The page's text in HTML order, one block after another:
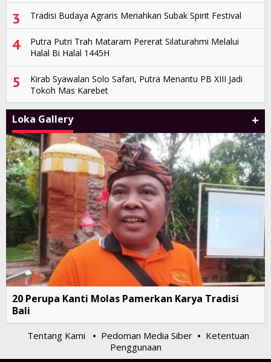
3 Tradisi Budaya Agraris Meriahkan Subak Spirit Festival
4
Putra Putri Trah Mataram Pererat Silaturahmi Melalui
Halal Bi Halal 1445H
5
Kirab Syawalan Solo Safari, Putra Menantu PB XIII Jadi
Tokoh Mas Karebet
Loka Gallery +
20 Perupa Kanti Molas Pamerkan Karya Tradisi
Bali
Tentang Kami • Pedoman Media Siber• Ketentuan
Penggunaan